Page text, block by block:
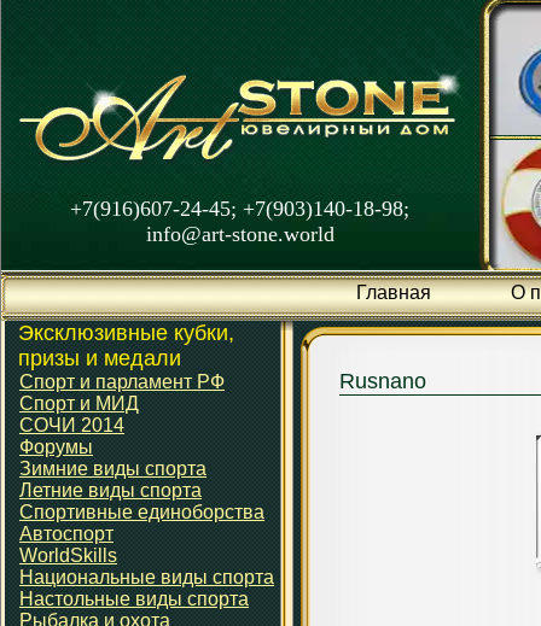
+7(916)607-24-45; +7(903)140-18-98;
info@art-stone.world
Главная О
Эксклюзивные кубки,
призы и медали
Спорт и парламент РФ
Спорт и МИД
СОЧИ 2014
Форумы
Зимние виды спорта
Летние виды спорта
Спортивные единоборства
Автоспорт
WorldSkills
Национальные виды спорта
Настольные виды спорта
Рыбалка и охота
Rusnano